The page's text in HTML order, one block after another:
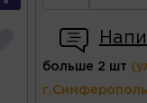
больше 2 шт